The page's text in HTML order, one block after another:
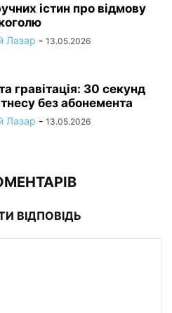
істин про відмову
Лазар - 13.05.2026
гравітація: 30 секунд
без абонемента
Лазар - 13.05.2026
ВІДПОВІДЬ